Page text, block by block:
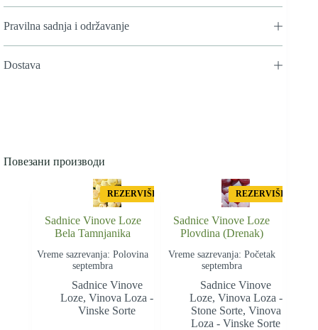
Pravilna sadnja i održavanje
Dostava
Повезани производи
REZERVIŠI
Sadnice Vinove Loze
Bela Tamnjanika
Vreme sazrevanja: Polovina
septembra
Sadnice Vinove
Loze,Vinova Loza -
Vinske Sorte
REZERVIŠI
Sadnice Vinove Loze
Plovdina (Drenak)
Vreme sazrevanja: Početak
septembra
Sadnice Vinove
Loze, Vinova Loza -
Stone Sorte, Vinova
Loza - Vinske Sorte